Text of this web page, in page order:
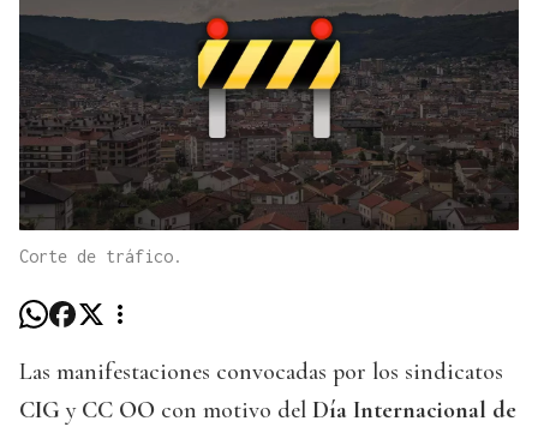
Corte de tráfico.
Las manifestaciones convocadas por los sindicatos
CIG y CC OO con motivo del Día Internacional de